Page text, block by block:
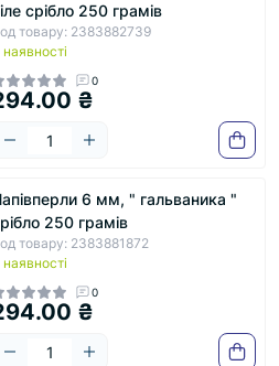
срібло 250 грамів
товару: 2383882739
наявності
0
₴
6 мм, " гальваника "
250 грамів
товару: 2383881872
наявності
0
₴